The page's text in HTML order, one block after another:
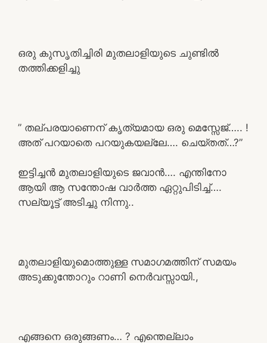
ഒരു കുസൃതിച്ചിരി മുതലാളിയുടെ ചുണ്ടിൽ
തത്തിക്കളിച്ചു
” തല്പരയാണെന് കൃത്യമായ ഒരു മെസ്സേജ്….. !
അത് പറയാതെ പറയുകയല്ലേ…. ചെയ്തത്…?”
ഇട്ടിച്ചൻ മുതലാളിയുടെ ജവാൻ…. എന്തിനോ
ആയി ആ സന്തോഷ വാർത്ത ഏറ്റുപിടിച്ച്….
സല്യൂട്ട് അടിച്ചു നിന്നു..
മുതലാളിയുമൊത്തുള്ള സമാഗമത്തിന് സമയം
അടുക്കുന്തോറും റാണി നെർവസ്സായി.,
എങ്ങനെ ഒരുങ്ങണം… ? എന്തെല്ലാം